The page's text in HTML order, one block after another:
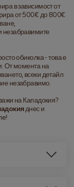
в зависимост от
от 500€ до 800€
незабравимите
обиколка - това е
От момента на
всеки детайл
незабравимо.
на Кападокия?
днес и